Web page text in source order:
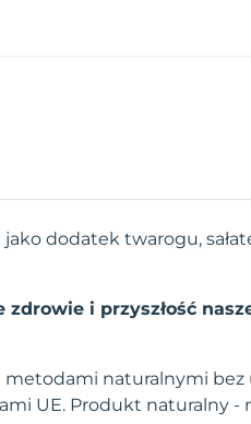
dodatek twarogu,
i przyszłość
naturalnymi bez
UE. Produkt naturalny -